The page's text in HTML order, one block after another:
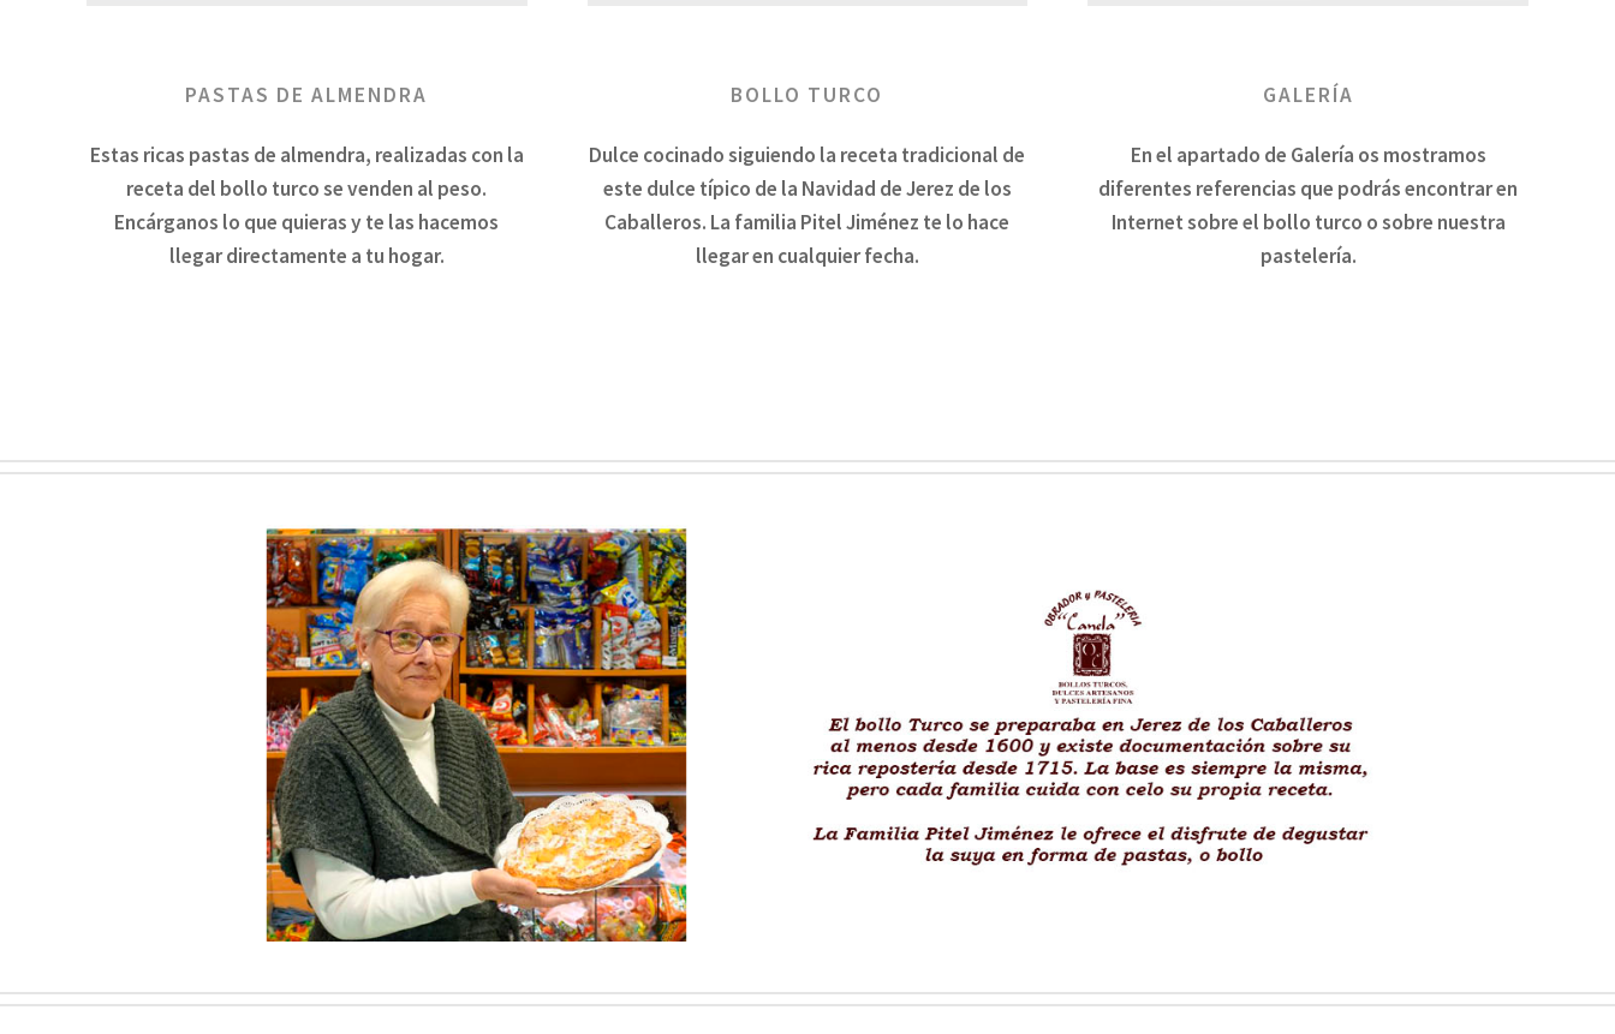
PASTAS DE ALMENDRA
Estas ricas pastas de almendra, realizadas con la
receta del bollo turco se venden al peso.
Encárganos lo que quieras y te las hacemos
llegar directamente a tu hogar.
BOLLO TURCO
Dulce cocinado siguiendo la receta tradicional de
este dulce típico de la Navidad de Jerez de los
Caballeros. La familia Pitel Jiménez te lo hace
llegar en cualquier fecha.
GALERÍA
En el apartado de Galería os mostramos
diferentes referencias que podrás encontrar en
Internet sobre el bollo turco o sobre nuestra
pastelería.